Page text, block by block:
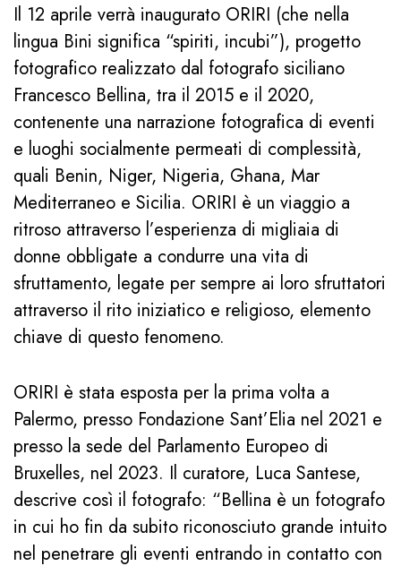
Il 12 aprile verrà inaugurato ORIRI (che nella
lingua Bini significa “spiriti, incubi”), progetto
fotografico realizzato dal fotografo siciliano
Francesco Bellina, tra il 2015 e il 2020,
contenente una narrazione fotografica di eventi
e luoghi socialmente permeati di complessità,
quali Benin, Niger, Nigeria, Ghana, Mar
Mediterraneo e Sicilia. ORIRI è un viaggio a
ritroso attraverso l’esperienza di migliaia di
donne obbligate a condurre una vita di
sfruttamento, legate per sempre ai loro sfruttatori
attraverso il rito iniziatico e religioso, elemento
chiave di questo fenomeno.
ORIRI è stata esposta per la prima volta a
Palermo, presso Fondazione Sant’Elia nel 2021 e
presso la sede del Parlamento Europeo di
Bruxelles, nel 2023. Il curatore, Luca Santese,
descrive così il fotografo: “Bellina è un fotografo
in cui ho fin da subito riconosciuto grande intuito
nel penetrare gli eventi entrando in contatto con